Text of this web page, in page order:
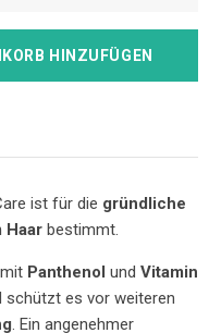
HINZUFÜGEN
ist für die gründliche
Haar bestimmt.
Panthenol und Vitamin
schützt es vor weiteren
. Ein angenehmer